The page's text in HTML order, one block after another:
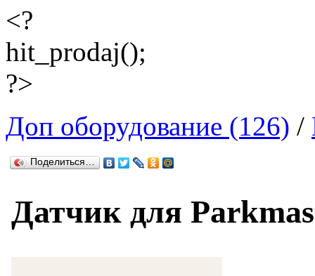
<?
hit_prodaj();
?>
Доп оборудование (126) /
Поделиться…
Датчик для